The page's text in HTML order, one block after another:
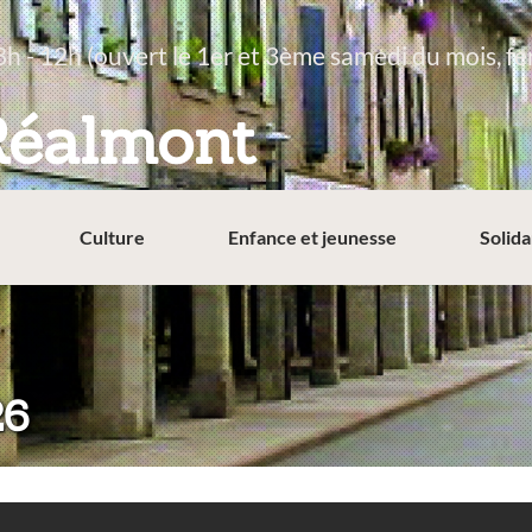
- 12h (ouvert le 1er et 3ème samedi du mois,
Culture Enfance et jeunesse